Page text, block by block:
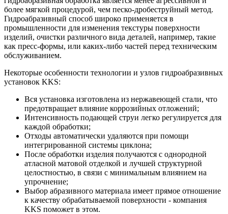
более мягкой процедурой, чем песко-дробеструйный метод.
Гидроабразивный способ широко применяется в
промышленности для изменения текстуры поверхности
изделий, очистки различного вида деталей, например, такие
как пресс-формы, или каких-либо частей перед техническим
обслуживанием.
Некоторые особенности технологии и узлов гидроабразивных
установок KKS:
Вся установка изготовлена из нержавеющей стали, что
предотвращает влияние коррозийных отложений;
Интенсивность подающей струи легко регулируется для
каждой обработки;
Отходы автоматически удаляются при помощи
интегрированной системы циклона;
После обработки изделия получаются с однородной
атласной матовой отделкой и лучшей структурной
целостностью, в связи с минимальным влиянием на
упрочнение;
Выбор абразивного материала имеет прямое отношение
к качеству обрабатываемой поверхности - компания
KKS поможет в этом.